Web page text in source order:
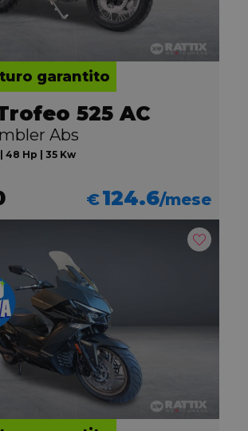
garantito
525 AC
Abs
48 Hp | 35 Kw
€124.6/mese